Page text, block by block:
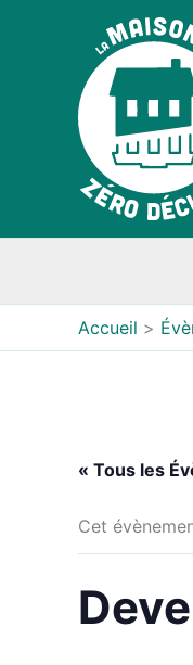
Accueil
« Tous les
Cet